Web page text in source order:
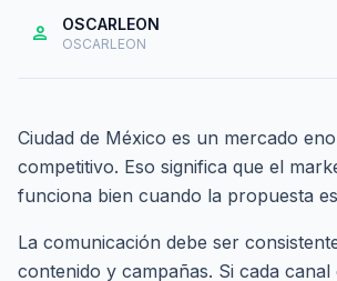
person OSCARLEON
OSCARLEON
Ciudad de México es un mercado
competitivo. Eso significa que el
funciona bien cuando la propuesta
La comunicación debe ser
contenido y campañas. Si cada canal